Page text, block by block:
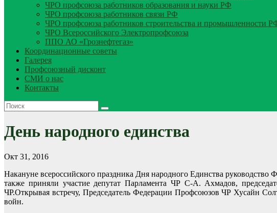
ЧРО профсоюза работников образования и науки РФ
ЧРО профсоюза работников связи РФ
ЧРО профсоюза работников строительства и промышленности
ЧРО Всероссийского Электропрофсоюза
ППО АО «Грознефтегаз»
Координационные советы
Галерея
Профсоюзный дисконт
СМИ о нас
Контакты
День народного единства
Окт 31, 2016
Накануне всероссийского праздника Дня народного Единства
также приняли участие депутат Парламента ЧР С-А. Ахмадов,
ЧР.Открывая встречу, Председатель Федерации Профсоюзов ЧР Хусайн
войн.